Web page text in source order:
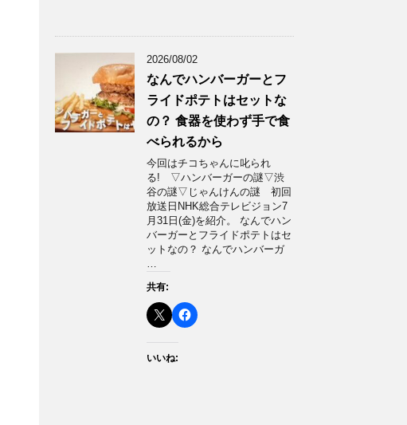
2026/08/02
なんでハンバーガーとフ
ライドポテトはセットな
の？ 食器を使わず手で食
べられるから
今回はチコちゃんに叱られ
る! ▽ハンバーガーの謎▽渋
谷の謎▽じゃんけんの謎 初回
放送日NHK総合テレビジョン7
月31日(金)を紹介。 なんでハン
バーガーとフライドポテトはセ
ットなの？ なんでハンバーガ
…
共有:
いいね: